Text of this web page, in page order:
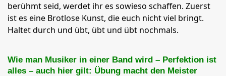
berühmt seid, werdet ihr es sowieso schaffen. Zuerst
ist es eine Brotlose Kunst, die euch nicht viel bringt.
Haltet durch und übt, übt und übt nochmals.
Wie man Musiker in einer Band wird – Perfektion ist
alles – auch hier gilt: Übung macht den Meister